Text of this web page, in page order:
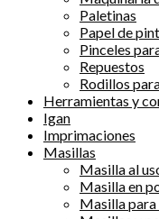
Paletinas
Papel de
Pinceles
Repuestos
Rodillos
Herramientas y
Igan
Imprimaciones
Masillas
Masilla al
Masilla en
Masilla